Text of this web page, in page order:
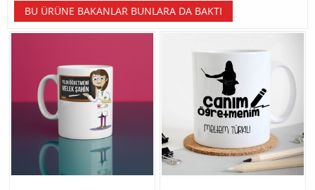
BU ÜRÜNE BAKANLAR BUNLARA DA BAKTI